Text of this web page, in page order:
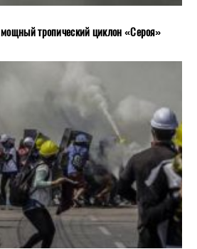
тропический циклон «Сероя»